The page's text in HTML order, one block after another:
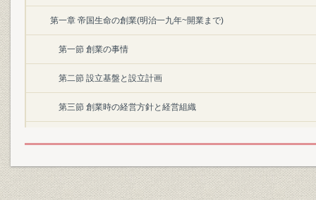
第一章 帝国生命の創業(明治一九年~開業まで)
第一節 創業の事情
第二節 設立基盤と設立計画
第三節 創業時の経営方針と経営組織
第一節 旧商法と保険事業の濫設
第二節 初期の経営